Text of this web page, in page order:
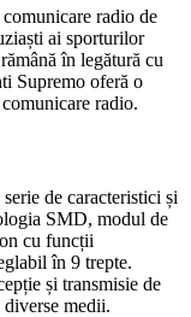
radio de
ai sporturilor
în legătură cu
Supremo oferă o
radio.
de caracteristici și
SMD, modul de
cu funcții
în 9 trepte.
și transmisie de
medii.